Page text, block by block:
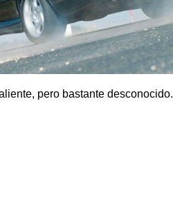
pero bastante desconocido.